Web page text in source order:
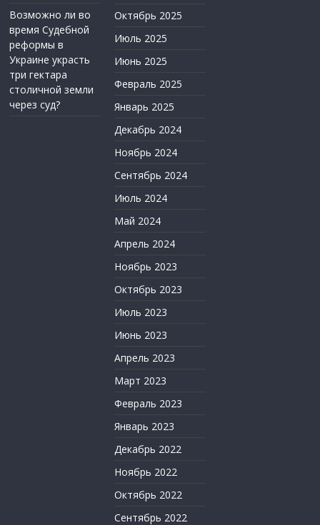
Возможно ли во
время Судебной
реформы в
Украине украсть
три гектара
столичной земли
через суд?
Октябрь 2025
Июль 2025
Июнь 2025
Февраль 2025
Январь 2025
Декабрь 2024
Ноябрь 2024
Сентябрь 2024
Июль 2024
Май 2024
Апрель 2024
Ноябрь 2023
Октябрь 2023
Июль 2023
Июнь 2023
Апрель 2023
Март 2023
Февраль 2023
Январь 2023
Декабрь 2022
Ноябрь 2022
Октябрь 2022
Сентябрь 2022